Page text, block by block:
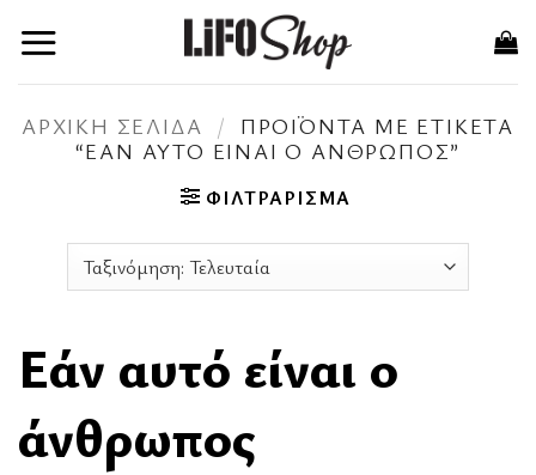
στο
ΑΡΧΙΚΉ ΣΕΛΊΔΑ /
ΠΡΟΪΌΝΤΑ ΜΕ ΕΤΙΚΈΤΑ
“ΕΆΝ ΑΥΤΌ ΕΊΝΑΙ Ο ΆΝΘΡΩΠΟΣ”
ΦΙΛΤΡΆΡΙΣΜΑ
Εάν αυτό είναι ο
άνθρωπος